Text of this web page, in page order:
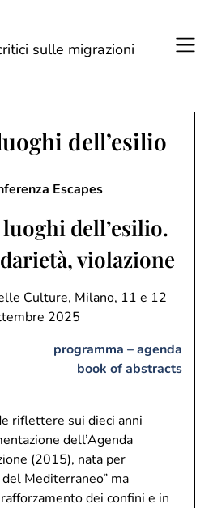
sulle migrazioni
dell’esilio
Escapes
dell’esilio.
violazione
Culture, Milano, 11 e 12
2025
programma – agenda
book of abstracts
riflettere sui dieci anni
dell’Agenda
(2015), nata per
Mediterraneo” ma
dei confini e in